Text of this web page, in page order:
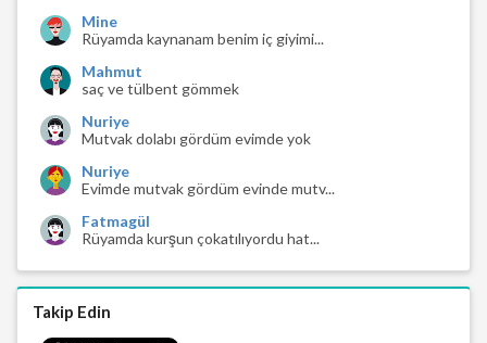
Mine
Rüyamda kaynanam benim iç giyimi...
Mahmut
saç ve tülbent gömmek
Nuriye
Mutvak dolabı gördüm evimde yok
Nuriye
Evimde mutvak gördüm evinde mutv...
Fatmagül
Rüyamda kurşun çokatılıyordu hat...
Takip Edin